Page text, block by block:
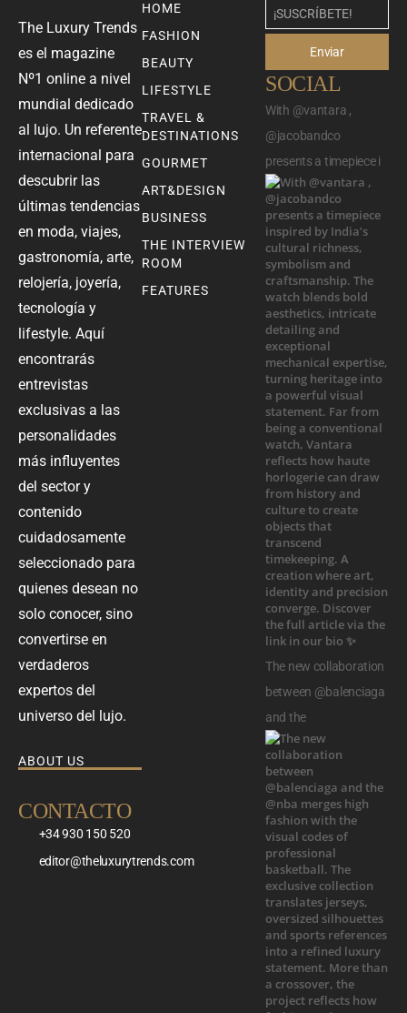
The Luxury Trends
es el magazine
Nº1 online a nivel
mundial dedicado
al lujo. Un referente
internacional para
descubrir las
últimas tendencias
en moda, viajes,
gastronomía, arte,
relojería, joyería,
tecnología y
lifestyle. Aquí
encontrarás
entrevistas
exclusivas a las
personalidades
más influyentes
del sector y
contenido
cuidadosamente
seleccionado para
quienes desean no
solo conocer, sino
convertirse en
verdaderos
expertos del
universo del lujo.
ABOUT US
CONTACTO
+34 930 150 520
editor@theluxurytrends.com
HOME
FASHION
BEAUTY
LIFESTYLE
TRAVEL &
DESTINATIONS
GOURMET
ART&DESIGN
BUSINESS
THE INTERVIEW
ROOM
FEATURES
Enviar
SOCIAL
With @vantara ,
@jacobandco
presents a timepiece i
The new collaboration
between @balenciaga
and the